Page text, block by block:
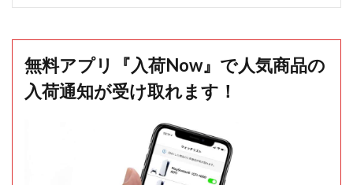
無料アプリ『入荷Now』で人気商品の
入荷通知が受け取れます！